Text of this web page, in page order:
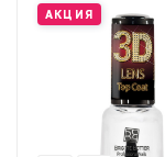
АКЦИЯ